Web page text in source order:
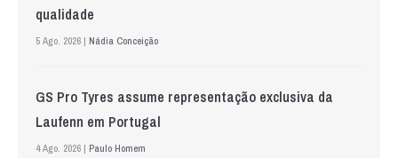
qualidade
5 Ago. 2026 | Nádia Conceição
GS Pro Tyres assume representação exclusiva da
Laufenn em Portugal
4 Ago. 2026 | Paulo Homem